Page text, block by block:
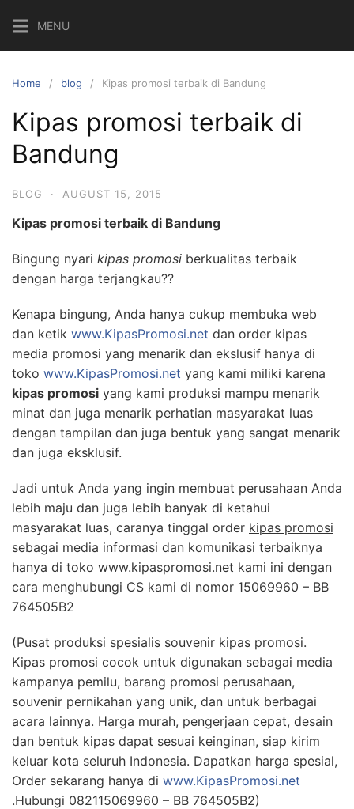
content
MENU
Home blog Kipas promosi terbaik di Bandung
Kipas promosi terbaik di
Bandung
BLOG · AUGUST 15, 2015
Kipas promosi terbaik di Bandung
Bingung nyari kipas promosi berkualitas terbaik
dengan harga terjangkau??
Kenapa bingung, Anda hanya cukup membuka web
dan ketik www.KipasPromosi.net dan order kipas
media promosi yang menarik dan ekslusif hanya di
toko www.KipasPromosi.net yang kami miliki karena
kipas promosi yang kami produksi mampu menarik
minat dan juga menarik perhatian masyarakat luas
dengan tampilan dan juga bentuk yang sangat menarik
dan juga eksklusif.
Jadi untuk Anda yang ingin membuat perusahaan Anda
lebih maju dan juga lebih banyak di ketahui
masyarakat luas, caranya tinggal order kipas promosi
sebagai media informasi dan komunikasi terbaiknya
hanya di toko www.kipaspromosi.net kami ini dengan
cara menghubungi CS kami di nomor 15069960 – BB
764505B2
(Pusat produksi spesialis souvenir kipas promosi.
Kipas promosi cocok untuk digunakan sebagai media
kampanya pemilu, barang promosi perusahaan,
souvenir pernikahan yang unik, dan untuk berbagai
acara lainnya. Harga murah, pengerjaan cepat, desain
dan bentuk kipas dapat sesuai keinginan, siap kirim
keluar kota seluruh Indonesia. Dapatkan harga spesial,
Order sekarang hanya di www.KipasPromosi.net
.Hubungi 082115069960 – BB 764505B2)